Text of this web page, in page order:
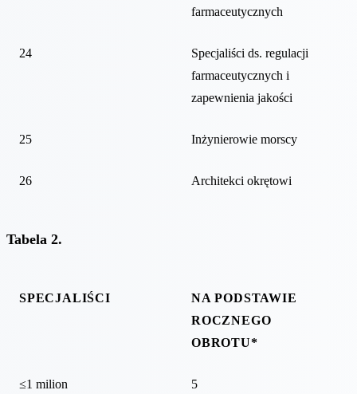
farmaceutycznych
24
Specjaliści ds. regulacji
farmaceutycznych i
zapewnienia jakości
25 Inżynierowie morscy
26 Architekci okrętowi
Tabela 2.
SPECJALIŚCI
NA PODSTAWIE
ROCZNEGO
OBROTU*
≤1 milion 5